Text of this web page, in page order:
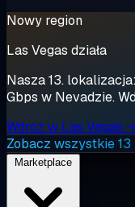
Nowy region
Las Vegas działa
Nasza 13.
Gbps w Nevadzie.
Wdróż w Las Vegas
Zobacz wszystkie